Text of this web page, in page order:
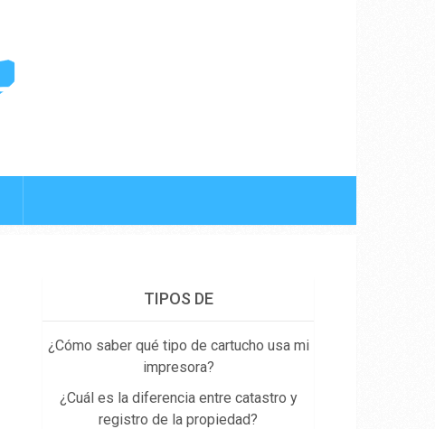
TIPOS DE
¿Cómo saber qué tipo de cartucho usa mi
impresora?
¿Cuál es la diferencia entre catastro y
registro de la propiedad​?